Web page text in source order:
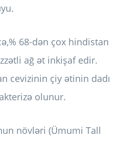
68-dən çox hindistan
ağ ət inkişaf edir.
cevizinin çiy ətinin dadı
olunur.
növləri (Ümumi Tall